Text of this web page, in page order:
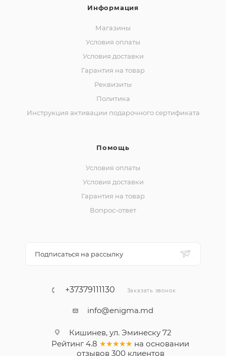
Информация
Магазины
Условия оплаты
Условия доставки
Гарантия на товар
Реквизиты
Политика
Инструкция активации подарочного сертификата
Помощь
Условия оплаты
Условия доставки
Гарантия на товар
Вопрос-ответ
Подписаться на рассылку
+37379111130 Заказать звонок
info@enigma.md
Кишинев, ул. Эминеску 72
Рейтинг 4.8 ★★★★★ на основании
отзывов 300клиентов